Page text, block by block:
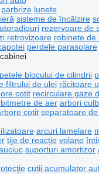
parbrize lunete
sisteme de încălzire
rezervoare de
retrovizoare robinete de
perdele parasolare
blocului de cilindrii
filtrului de ulei răcitoare
cotit recirculare gaze
de aer arbori
cotit separatoare
arcuri lamelare
tije de reacție volane
suporturi amortizor
cutii acumulator